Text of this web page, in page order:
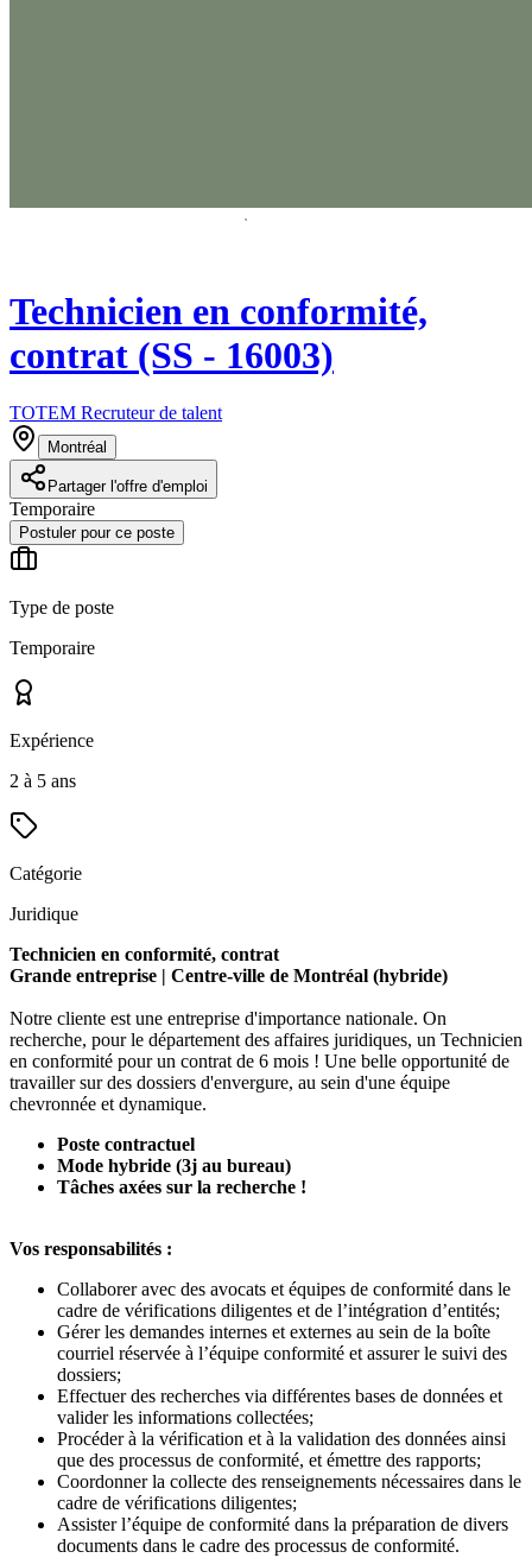
Technicien en conformité,
contrat (SS - 16003)
TOTEM Recruteur de talent
Montréal
Partager l'offre d'emploi
Temporaire
Postuler pour ce poste
Type de poste
Temporaire
Expérience
2 à 5 ans
Catégorie
Juridique
Technicien en conformité, contrat
Grande entreprise | Centre-ville de Montréal (hybride)
Notre cliente est une entreprise d'importance nationale. On
recherche, pour le département des affaires juridiques, un Technicien
en conformité pour un contrat de 6 mois ! Une belle opportunité de
travailler sur des dossiers d'envergure, au sein d'une équipe
chevronnée et dynamique.
Poste contractuel
Mode hybride (3j au bureau)
Tâches axées sur la recherche !
Vos responsabilités :
Collaborer avec des avocats et équipes de conformité dans le
cadre de vérifications diligentes et de l’intégration d’entités;
Gérer les demandes internes et externes au sein de la boîte
courriel réservée à l’équipe conformité et assurer le suivi des
dossiers;
Effectuer des recherches via différentes bases de données et
valider les informations collectées;
Procéder à la vérification et à la validation des données ainsi
que des processus de conformité, et émettre des rapports;
Coordonner la collecte des renseignements nécessaires dans le
cadre de vérifications diligentes;
Assister l’équipe de conformité dans la préparation de divers
documents dans le cadre des processus de conformité.